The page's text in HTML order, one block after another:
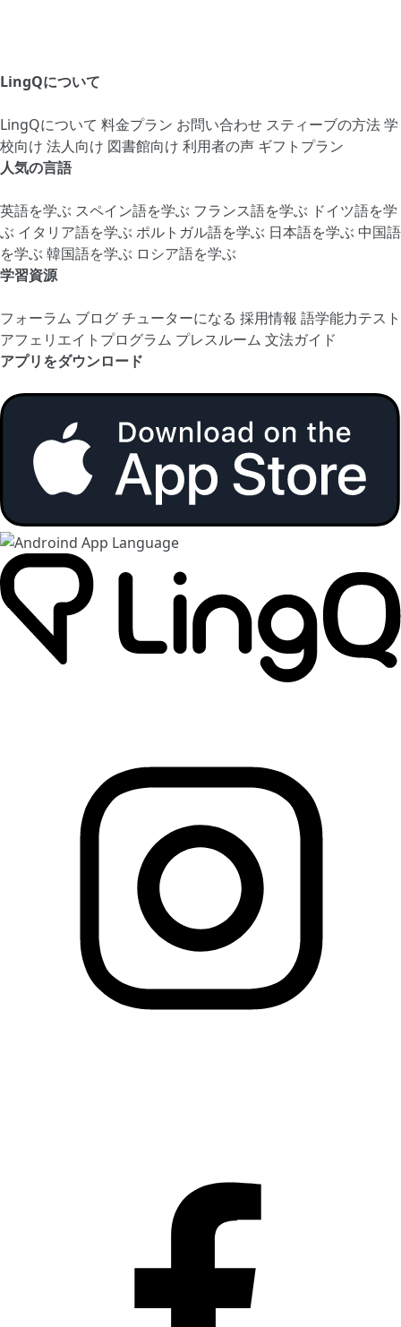
LingQについて
LingQについて 料金プラン お問い合わせ スティーブの方法学
校向け 法人向け 図書館向け 利用者の声 ギフトプラン
人気の言語
英語を学ぶ スペイン語を学ぶ フランス語を学ぶ ドイツ語を学
ぶ イタリア語を学ぶ ポルトガル語を学ぶ 日本語を学ぶ 中国語
を学ぶ 韓国語を学ぶ ロシア語を学ぶ
学習資源
フォーラム ブログチューターになる 採用情報 語学能力テスト
アフェリエイトプログラム プレスルーム 文法ガイド
アプリをダウンロード